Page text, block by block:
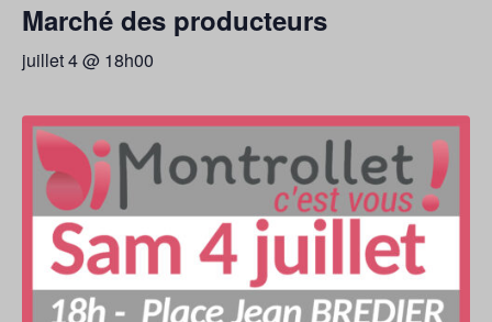
Marché des producteurs
juillet 4 @ 18h00